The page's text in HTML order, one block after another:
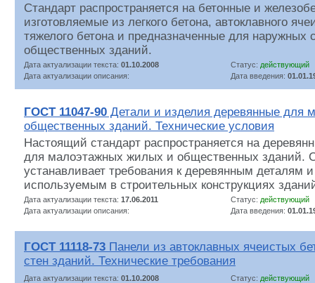
Стандарт распространяется на бетонные и
изготовляемые из легкого бетона, автоклавного
тяжелого бетона и предназначенные для наружных
общественных зданий.
Дата актуализации текста: 01.10.2008 Статус: действующий
Дата актуализации описания:
Дата введения:
ГОСТ 11047-90 Детали и изделия деревянные для
общественных зданий. Технические условия
Настоящий стандарт распространяется на
для малоэтажных жилых и общественных зданий.
устанавливает требования к деревянным деталям
используемым в строительных конструкциях
Дата актуализации текста: 17.06.2011 Статус: действующий
Дата актуализации описания:
Дата введения:
ГОСТ 11118-73 Панели из автоклавных ячеистых
стен зданий. Технические требования
Дата актуализации текста: 01.10.2008 Статус: действующий